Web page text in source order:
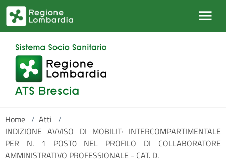
Salta al contenuto principale
Home / Atti /
INDIZIONE AVVISO DI MOBILIT· INTERCOMPARTIMENTALE
PER N. 1 POST0 NEL PROFILO DI COLLABORATORE
AMMINISTRATIVO PROFESSIONALE - CAT. D.